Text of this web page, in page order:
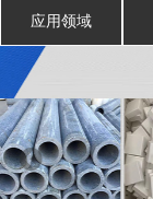
应用领域